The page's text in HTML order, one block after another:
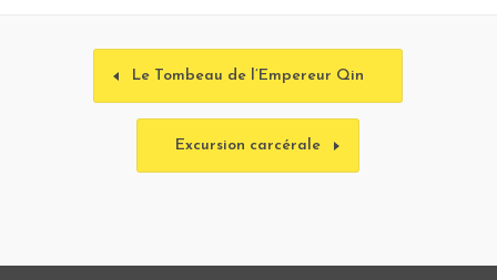
Le Tombeau de l’Empereur Qin
Excursion carcérale